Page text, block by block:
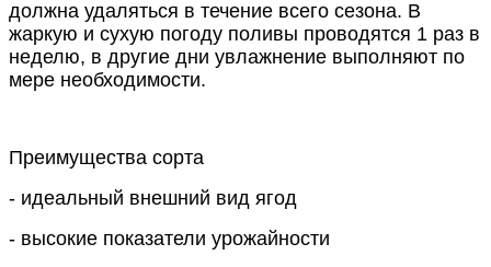
должна удаляться в течение всего сезона. В
жаркую и сухую погоду поливы проводятся 1 раз в
неделю, в другие дни увлажнение выполняют по
мере необходимости.
Преимущества сорта
- идеальный внешний вид ягод
- высокие показатели урожайности